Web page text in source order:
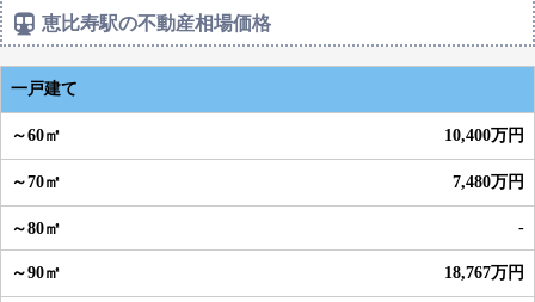
恵比寿駅の不動産相場価格
一戸建て
10,400万円
7,480万円
-
18,767万円